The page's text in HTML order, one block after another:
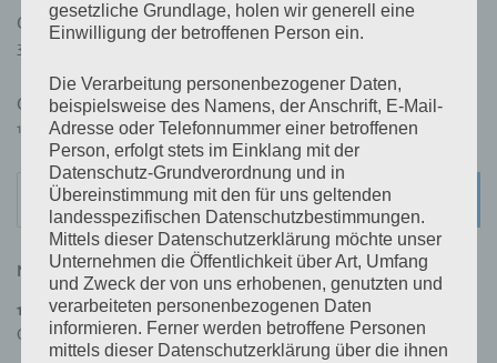
Beitragsnavigation
Chorprobe Sing & Swing
30. Juni 2026
Chorprobe Sing & Swing
14. Juli 2026
Search
NÄCHSTE VERANSTALTUNGEN
11. August 2026,19:30 –21:30
Chorprobe Sing & Swing
gesetzliche Grundlage, holen wir generell eine
Einwilligung der betroffenen Person ein.
Die Verarbeitung personenbezogener Daten,
beispielsweise des Namens, der Anschrift, E-Mail-
Adresse oder Telefonnummer einer betroffenen
Person, erfolgt stets im Einklang mit der
Datenschutz-Grundverordnung und in
Übereinstimmung mit den für uns geltenden
landesspezifischen Datenschutzbestimmungen.
Mittels dieser Datenschutzerklärung möchte unser
Unternehmen die Öffentlichkeit über Art, Umfang
und Zweck der von uns erhobenen, genutzten und
verarbeiteten personenbezogenen Daten
informieren. Ferner werden betroffene Personen
mittels dieser Datenschutzerklärung über die ihnen